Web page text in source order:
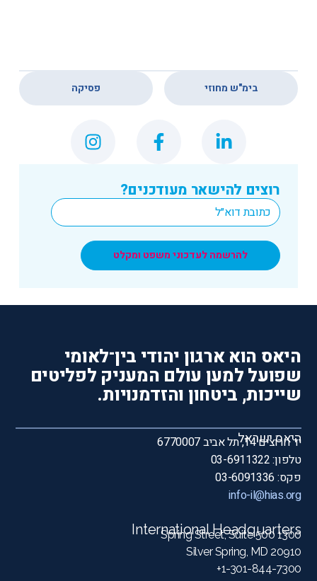
רוצים להישאר מעודכנים?
Email
*
להרשמה לעדכוני משפט ומקלט
בימ"ש מחוזי פסיקה
היאס הוא ארגון יהודי בין־לאומי
שפועל למען עולם המעניק לפליטים
שייכות, ביטחון והזדמנויות.
היאס ישראל
יד חרוצים 14, תל אביב 6770007
טלפון: 03-6911322
פקס: 03-6091336
info-il@hias.org
International Headquarters
1300 Spring Street, Suite 500
Silver Spring, MD 20910
1-301-844-7300+